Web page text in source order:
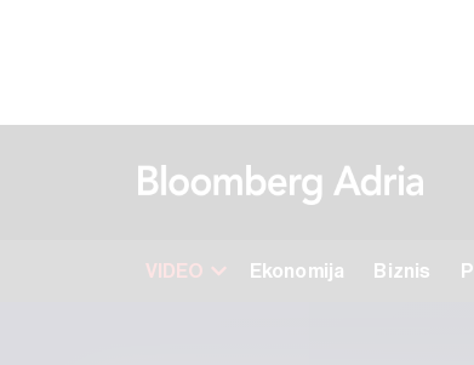
VIDEO Ekonomija Biznis